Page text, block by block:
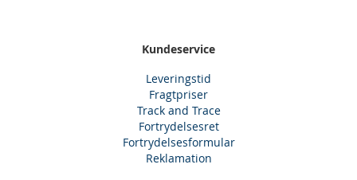
Kundeservice
Leveringstid
Fragtpriser
Track and Trace
Fortrydelsesret
Fortrydelsesformular
Reklamation